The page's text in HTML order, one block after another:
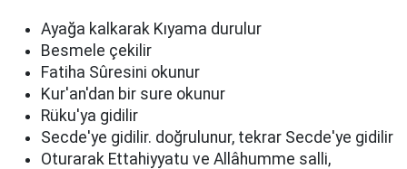
Ayağa kalkarak Kıyama durulur
Besmele çekilir
Fatiha Sûresini okunur
Kur'an'dan bir sure okunur
Rüku'ya gidilir
Secde'ye gidilir. doğrulunur, tekrar Secde'ye gidilir
Oturarak Ettahiyyatu ve Allâhumme salli,